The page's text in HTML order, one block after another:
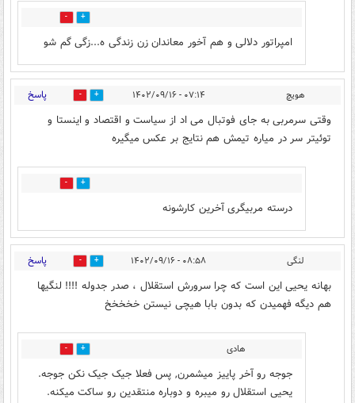
0
امپراتور دلالی و هم آخور معاندان زن زندگی ه...زگی گم شو
هویچ ۰۷:۱۴ - ۱۴۰۲/۰۹/۱۶ 17 پاسخ
وقتی سرمربی به جای فوتبال می اد از سیاست و اقتصاد و اینستا و
توئیتر سر در میاره تیمش هم نتایج بر عکس میگیره
3
درسته مربیگری آخرین کارشونه
لنگی ۰۸:۵۸ - ۱۴۰۲/۰۹/۱۶ 10 پاسخ
بهانه یحیی این است که چرا سرورش استقلال ، صدر جدوله !!!! لنگیها
هم دیگه فهمیدن که بدون بابا هیچی نیستن خخخخخ
هادی 4
جوجه رو آخر پاییز میشمرن, پس فعلا جیک جیک نکن جوجه.
یحیی استقلال رو میبره و دوباره منتقدین رو ساکت میکنه.